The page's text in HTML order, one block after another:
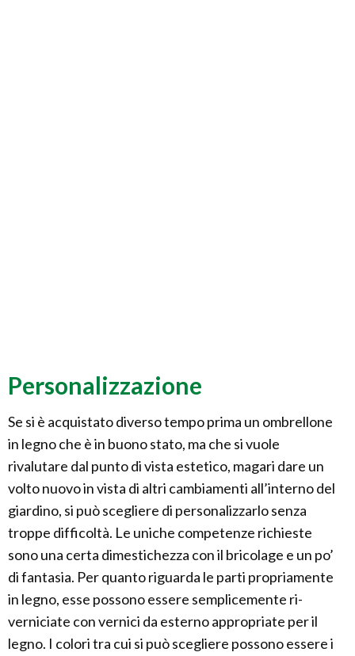
Personalizzazione
Se si è acquistato diverso tempo prima un ombrellone
in legno che è in buono stato, ma che si vuole
rivalutare dal punto di vista estetico, magari dare un
volto nuovo in vista di altri cambiamenti all’interno del
giardino, si può scegliere di personalizzarlo senza
troppe difficoltà. Le uniche competenze richieste
sono una certa dimestichezza con il bricolage e un po’
di fantasia. Per quanto riguarda le parti propriamente
in legno, esse possono essere semplicemente ri-
verniciate con vernici da esterno appropriate per il
legno. I colori tra cui si può scegliere possono essere i